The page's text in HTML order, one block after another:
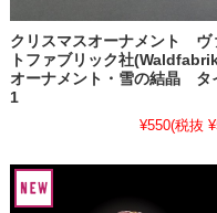
クリスマスオーナメント ヴ
トファブリック社
オーナメント・雪の結晶 タ
1
¥550(税抜